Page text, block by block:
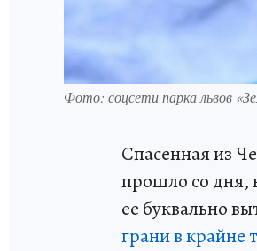
Фото: соцсети парка львов
Спасенная из
прошло со дня,
ее буквально
грани в крайне